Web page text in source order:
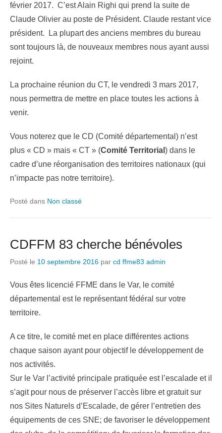
février 2017. C’est Alain Righi qui prend la suite de
Claude Olivier au poste de Président. Claude restant vice
président. La plupart des anciens membres du bureau
sont toujours là, de nouveaux membres nous ayant aussi
rejoint.
La prochaine réunion du CT, le vendredi 3 mars 2017,
nous permettra de mettre en place toutes les actions à
venir.
Vous noterez que le CD (Comité départemental) n’est
plus « CD » mais « CT » (Comité Territorial ) dans le
cadre d’une réorganisation des territoires nationaux (qui
n’impacte pas notre territoire).
Posté dans Non classé
CDFFM 83 cherche bénévoles
Posté le 10 septembre 2016 par cd ffme83 admin
Vous êtes licencié FFME dans le Var, le comité
départemental est le représentant fédéral sur votre
territoire.
A ce titre, le comité met en place différentes actions
chaque saison ayant pour objectif le développement de
nos activités.
Sur le Var l’activité principale pratiquée est l’escalade et il
s’agit pour nous de préserver l’accès libre et gratuit sur
nos Sites Naturels d’Escalade, de gérer l’entretien des
équipements de ces SNE; de favoriser le développement